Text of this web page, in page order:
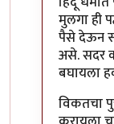
मुलगा ही
पैसे देऊन
असे. सदर
बघायला
विकतचा